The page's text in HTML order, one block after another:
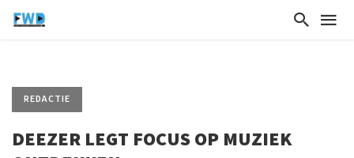
REDACTIE
DEEZER LEGT FOCUS OP MUZIEK